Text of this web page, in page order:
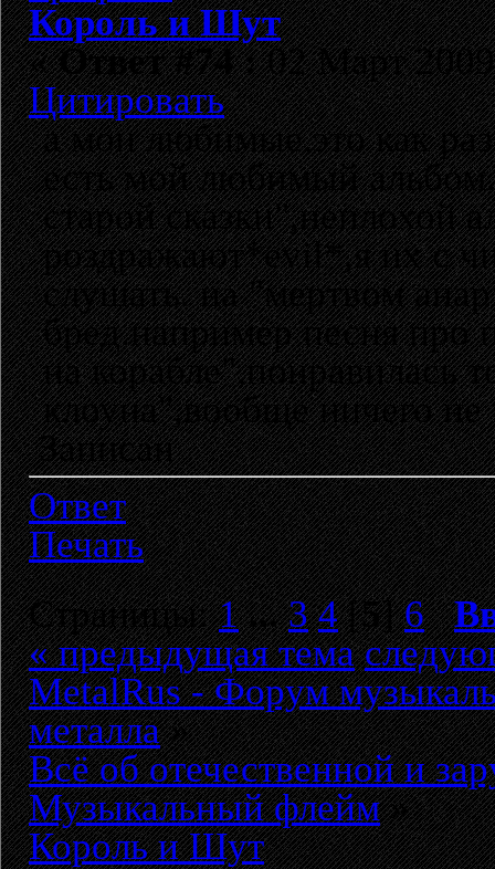
Король и Шут
«Ответ #74 :02 Март
Цитировать
а мои любимые,это как
есть мой любимый
старой сказки",неплохой
роздражают*evil*,я их с
слушать. на "мертвом
бред.например песня про
на корабле",понравилась
клоуна",вообще ничего
Записан
Ответ
Печать
Страницы:1 ...3 4[5]6
« предыдущая тема
MetalRus - Форум
металла»
Всё об отечественной и
Музыкальный флейм»
Король и Шут